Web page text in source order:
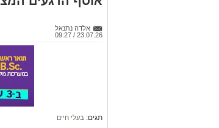
אלדה נתנאל
23.07.26 / 09:27